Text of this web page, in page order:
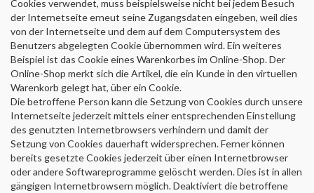
Cookies verwendet, muss beispielsweise nicht bei jedem Besuch
der Internetseite erneut seine Zugangsdaten eingeben, weil dies
von der Internetseite und dem auf dem Computersystem des
Benutzers abgelegten Cookie übernommen wird. Ein weiteres
Beispiel ist das Cookie eines Warenkorbes im Online-Shop. Der
Online-Shop merkt sich die Artikel, die ein Kunde in den virtuellen
Warenkorb gelegt hat, über ein Cookie.
Die betroffene Person kann die Setzung von Cookies durch unsere
Internetseite jederzeit mittels einer entsprechenden Einstellung
des genutzten Internetbrowsers verhindern und damit der
Setzung von Cookies dauerhaft widersprechen. Ferner können
bereits gesetzte Cookies jederzeit über einen Internetbrowser
oder andere Softwareprogramme gelöscht werden. Dies ist in allen
gängigen Internetbrowsern möglich. Deaktiviert die betroffene